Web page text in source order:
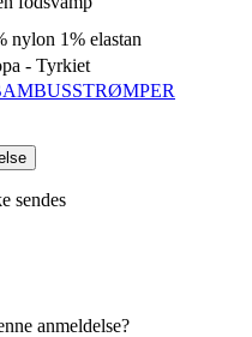
nylon 1% elastan
- Tyrkiet
sendes
anmeldelse?